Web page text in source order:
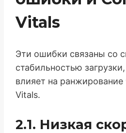
Vitals
Эти ошибки связаны со
стабильностью
влияет на ранжирование
Vitals.
2.1. Низкая